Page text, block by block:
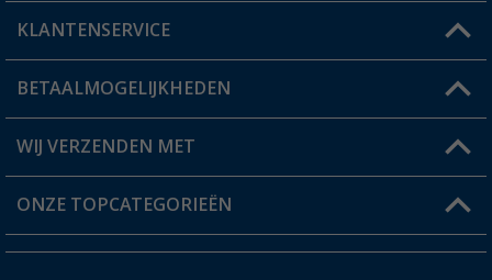
Mijn account
Status bestelling
Verlanglijstje
KLANTENSERVICE
FAQ & Contact
Verzendinformatie
Catalogus
BETAALMOGELIJKHEDEN
WIJ VERZENDEN MET
ONZE TOPCATEGORIEËN